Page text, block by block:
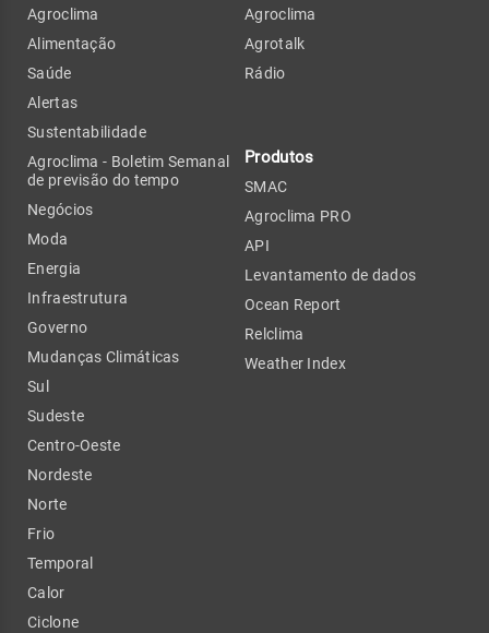
Agroclima
Alimentação
Saúde
Alertas
Sustentabilidade
Agroclima - Boletim Semanal
de previsão do tempo
Negócios
Moda
Energia
Infraestrutura
Governo
Mudanças Climáticas
Sul
Sudeste
Centro-Oeste
Nordeste
Norte
Frio
Temporal
Calor
Ciclone
Agroclima
Agrotalk
Rádio
Produtos
SMAC
Agroclima PRO
API
Levantamento de dados
Ocean Report
Relclima
Weather Index